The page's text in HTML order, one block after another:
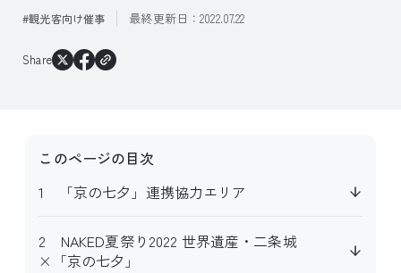
観光客向け催事 最終更新日：2022.07.22
Share
このページの目次
1 「京の七夕」連携協力エリア
2 NAKED夏祭り2022 世界遺産・二条城
×「京の七夕」